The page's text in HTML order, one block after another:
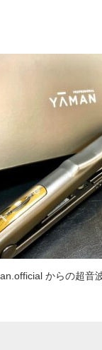
からの超音